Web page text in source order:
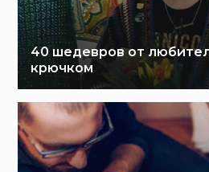
40 шедевров от
крючком